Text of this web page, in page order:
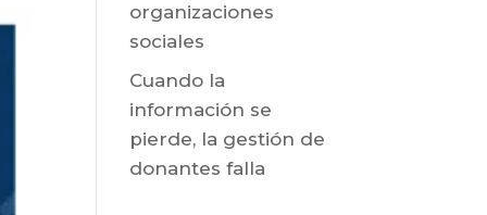
organizaciones
sociales
Cuando la
información se
pierde, la gestión de
donantes falla